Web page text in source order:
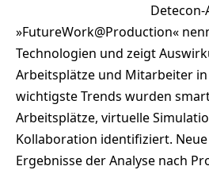
Detecon-
»FutureWork@Production«
Technologien und zeigt
Arbeitsplätze und Mitarbeiter
wichtigste Trends wurden
Arbeitsplätze, virtuelle
Kollaboration identifiziert.
Ergebnisse der Analyse nach